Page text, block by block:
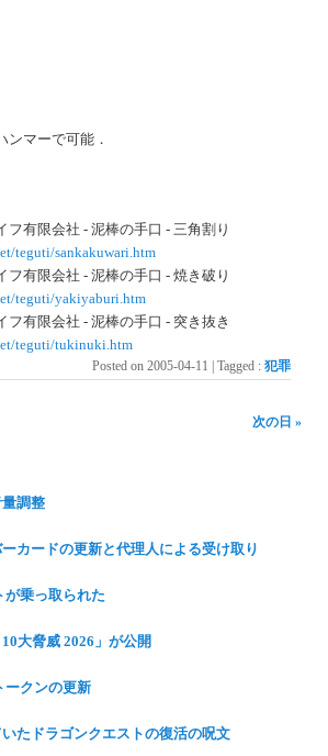
ンマーで可能．
フ有限会社 - 泥棒の手口 - 三角割り
teguti/sankakuwari.htm
フ有限会社 - 泥棒の手口 - 焼き破り
teguti/yakiyaburi.htm
フ有限会社 - 泥棒の手口 - 突き抜き
teguti/tukinuki.htm
Posted on 2005-04-11 Tagged : 犯罪
次の日 »
調整
カードの更新と代理人による受け取り
乗っ取られた
10大脅威 2026」が公開
ークンの更新
たドラゴンクエストの復活の呪文